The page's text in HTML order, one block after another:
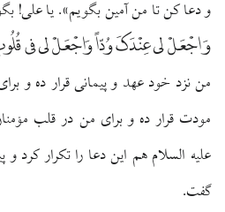
و دعا کن تا من آمین بگویم». یا علی!
وَ اجْعَلْ لی عِنْدَکَ وُدّاً وَاجْعَلْ لی فی
من نزد خود عهد و پیمانی قرار ده و
مودت قرار ده و برای من در قلب
علیه السلام هم این دعا را تکرار کرد و
گفت.